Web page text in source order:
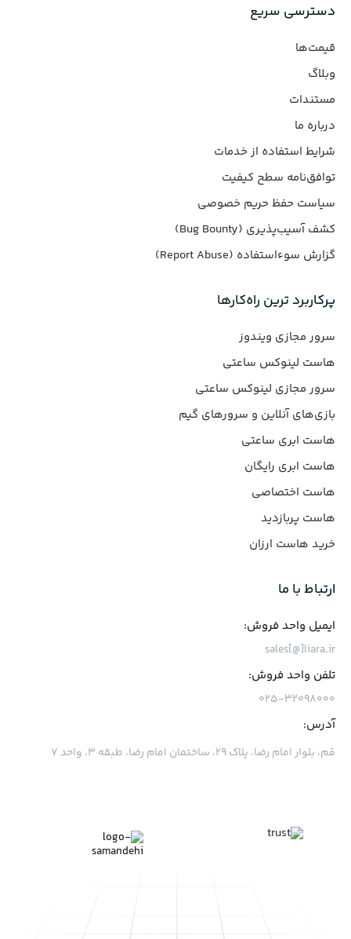
دسترسی سریع
قیمت‌ها
وبلاگ
مستندات
درباره ما
شرایط استفاده از خدمات
توافق‌نامه سطح کیفیت
سیاست حفظ حریم خصوصی
کشف آسیب‌پذیری (Bug Bounty)
گزارش سوءاستفاده (Report Abuse)
پرکاربرد ترین راه‌کارها
سرور مجازی ویندوز
هاست لینوکس ساعتی
سرور مجازی لینوکس ساعتی
بازی‌های آنلاین و سرورهای گیم
هاست ابری ساعتی
هاست ابری رایگان
هاست اختصاصی
هاست پربازدید
خرید هاست ارزان
ارتباط با ما
ایمیل واحد فروش:
sales[@]liara.ir
تلفن واحد فروش:
۰۲۵-۳۲۰۹۸۰۰۰
آدرس:
قم، بلوار امام رضا، پلاک ۲۹، ساختمان امام رضا، طبقه ۳، واحد ۷